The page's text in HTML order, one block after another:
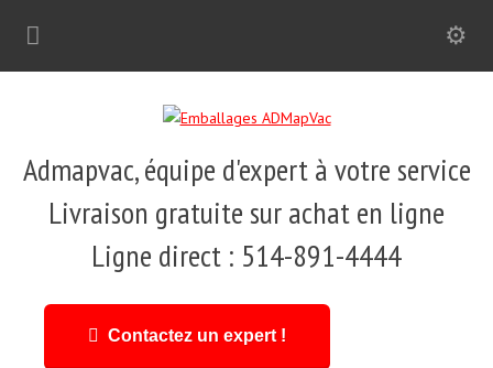
Admapvac, équipe d'expert à votre service
Livraison gratuite sur achat en ligne
Ligne direct : 514-891-4444
Contactez un expert !